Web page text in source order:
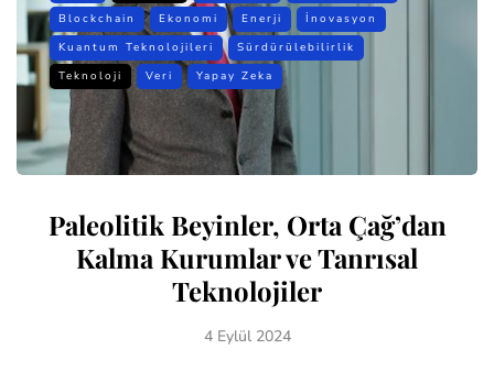
Blockchain
Ekonomi Enerji
İnovasyon
Kuantum Teknolojileri
Sürdürülebilirlik
Teknoloji
Veri Yapay Zeka
Paleolitik Beyinler, Orta Çağ’dan
Kalma Kurumlar ve Tanrısal
Teknolojiler
4 Eylül 2024